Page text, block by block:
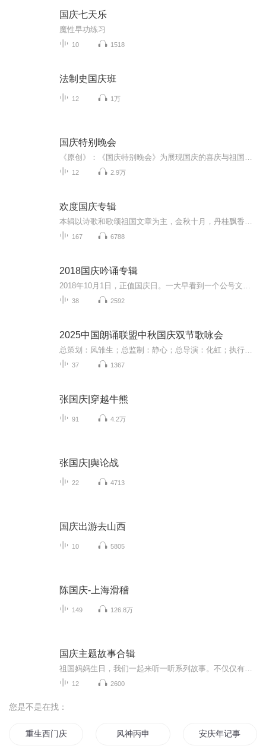
国庆七天乐
魔性早功练习
10 1518
法制史国庆班
12 1万
国庆特别晚会
12 2.9万
欢度国庆专辑
167 6788
2018国庆吟诵专辑
38 2592
2025中国朗诵联盟中秋国庆双节歌咏会
37 1367
张国庆|穿越牛熊
91 4.2万
张国庆|舆论战
22 4713
国庆出游去山西
10 5805
陈国庆-上海滑稽
149 126.8万
国庆主题故事合辑
12 2600
您是不是在找：
重生西门庆 风神丙申 安庆年记事